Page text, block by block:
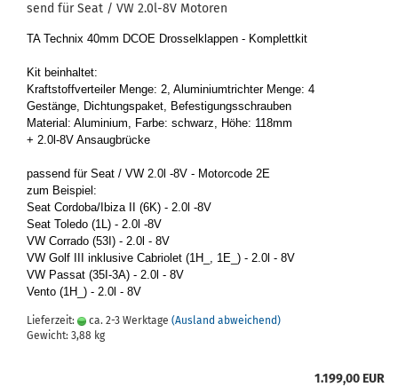
send für Seat / VW 2.0l-8V Mo­to­ren
TA Tech­nix 40mm DCOE Dros­sel­klap­pen - Kom­plett­kit
Kit be­inhal­tet:
Kraft­stoff­ver­tei­ler Menge: 2, Alu­mi­ni­umtrich­ter Menge: 4
Ge­stän­ge, Dich­tungs­pa­ket, Be­fes­ti­gungs­schrau­ben
Ma­te­ri­al: Alu­mi­ni­um, Farbe: schwarz, Höhe: 118mm
+ 2.0l-8V An­saug­brü­cke
pas­send für Seat / VW 2.0l -8V - Mo­tor­code 2E
zum Bei­spiel:
Seat Cor­do­ba/Ibiza II (6K) - 2.0l -8V
Seat To­le­do (1L) - 2.0l -8V
VW Cor­ra­do (53I) - 2.0l - 8V
VW Golf III in­klu­si­ve Ca­brio­let (1H_, 1E_) - 2.0l - 8V
VW Pas­sat (35I-​3A) - 2.0l - 8V
Vento (1H_) - 2.0l - 8V
Lieferzeit: ca. 2-3 Werktage (Ausland abweichend)
Gewicht: 3,88 kg
1.199,00 EUR